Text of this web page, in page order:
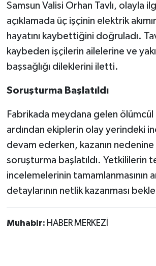
Samsun Valisi Orhan Tavlı, olayla
açıklamada üç işçinin elektrik
hayatını kaybettiğini doğruladı.
kaybeden işçilerin ailelerine ve
başsağlığı dileklerini iletti.
Soruşturma Başlatıldı
Fabrikada meydana gelen ölümcül
ardından ekiplerin olay yerindeki
devam ederken, kazanın nedenine
soruşturma başlatıldı. Yetkililerin
incelemelerinin tamamlanmasının
detaylarının netlik kazanması
Muhabir: HABER MERKEZİ